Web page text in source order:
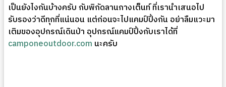
เป็นยังไงกันบ้างครับ กับพิกัดลานกางเต็นท์ ที่เรานำเสนอไป
รับรองว่าดีทุกที่แน่นอน แต่ก่อนจะไปแคมป์ปิ้งกัน อย่าลืมแวะมา
เติมของอุปกรณ์เดินป่า อุปกรณ์แคมป์ปิ้งกับเราได้ที่
camponeoutdoor.com นะครับ